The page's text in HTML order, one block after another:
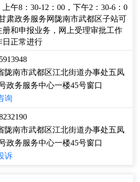
午8：30-12：00，下午2：30-6：0
肃政务服务网陇南市武都区子站可
册和申报业务，网上受理审批工作
日正常进行
陇南市武都区江北街道办事处五凤
政务服务中心一楼45号窗口
询
陇南市武都区江北街道办事处五凤
政务服务中心一楼45号窗口
诉